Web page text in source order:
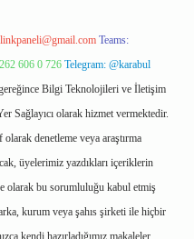
Teams:
606 0 726 Telegram: @karabul
Bilgi Teknolojileri ve İletişim
Sağlayıcı olarak hizmet vermektedir.
denetleme veya araştırma
üyelerimiz yazdıkları içeriklerin
olarak bu sorumluluğu kabul etmiş
kurum veya şahıs şirketi ile hiçbir
kendi hazırladığımız makaleler